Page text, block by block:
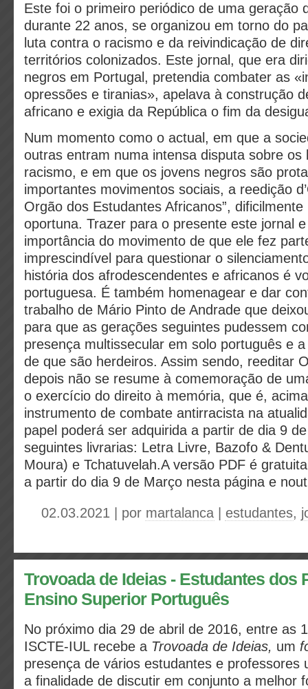
Este foi o primeiro periódico de uma geração
durante 22 anos, se organizou em torno do
luta contra o racismo e da reivindicação de
territórios colonizados. Este jornal, que era
negros em Portugal, pretendia combater as
opressões e tiranias», apelava à construção
africano e exigia da República o fim da
Num momento como o actual, em que a
outras entram numa intensa disputa sobre os
racismo, e em que os jovens negros são
importantes movimentos sociais, a reedição
Orgão dos Estudantes Africanos”,
oportuna. Trazer para o presente este jornal
importância do movimento de que ele fez
imprescindível para questionar o
história dos afrodescendentes e africanos é
portuguesa. É também homenagear e dar
trabalho de Mário Pinto de Andrade que
para que as gerações seguintes pudessem
presença multissecular em solo português e
de que são herdeiros. Assim sendo, reeditar
depois não se resume à comemoração de
o exercício do direito à memória, que é,
instrumento de combate antirracista na
papel poderá ser adquirida a partir de dia 9
seguintes livrarias: Letra Livre, Bazofo &
Moura) e Tchatuvelah.A versão PDF é
a partir do dia 9 de Março nesta página e
02.03.2021 | por martalanca estudantes,
Trovoada de Ideias - Estudantes dos
Ensino Superior Português
No próximo dia 29 de abril de 2016, entre as
ISCTE-IUL recebe a Trovoada de Ideias, um
presença de vários estudantes e professores
a finalidade de discutir em conjunto a melhor